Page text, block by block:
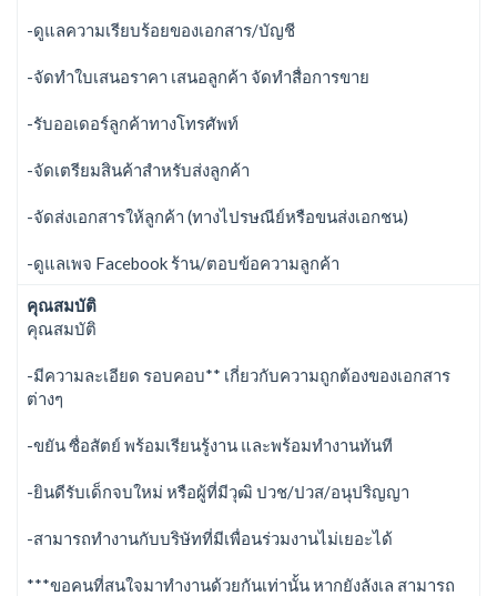
-ดูแลความเรียบร้อยของเอกสาร/บัญชี
-จัดทำใบเสนอราคา เสนอลูกค้า จัดทำสื่อการขาย
-รับออเดอร์ลูกค้าทางโทรศัพท์
-จัดเตรียมสินค้าสำหรับส่งลูกค้า
-จัดส่งเอกสารให้ลูกค้า (ทางไปรษณีย์หรือขนส่งเอกชน)
-ดูแลเพจ Facebook ร้าน/ตอบข้อความลูกค้า
คุณสมบัติ
คุณสมบัติ
-มีความละเอียด รอบคอบ** เกี่ยวกับความถูกต้องของเอกสาร
ต่างๆ
-ขยัน ซื่อสัตย์ พร้อมเรียนรู้งาน และพร้อมทำงานทันที
-ยินดีรับเด็กจบใหม่ หรือผู้ที่มีวุฒิ ปวช/ปวส/อนุปริญญา
-สามารถทำงานกับบริษัทที่มีเพื่อนร่วมงานไม่เยอะได้
***ขอคนที่สนใจมาทำงานด้วยกันเท่านั้น หากยังลังเล สามารถ